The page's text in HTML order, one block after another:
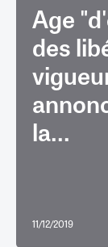
Age
des
la...
11/12/2019